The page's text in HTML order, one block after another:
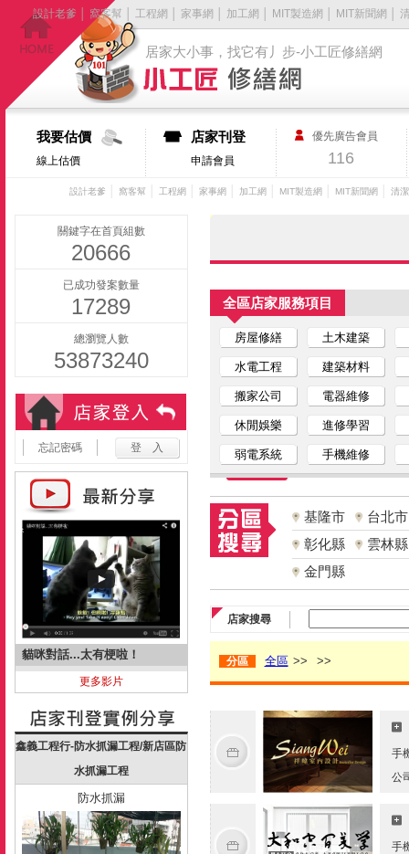
居家大小事，找它有丿步-小工匠修繕網
設計老爹 窩客幫 工程網 家事網 加工網 MIT製造網 MIT新聞網
我要估價
線上估價
店家刊登
申請會員
優先廣告會員
116
設計老爹 窩客幫 工程網 家事網 加工網 MIT製造網 MIT新聞網 清
關鍵字在首頁組數
20666
已成功發案數量
17289
總瀏覽人數
53873240
忘記密碼
貓咪對話...太有梗啦！
更多影片
鑫義工程行-防水抓漏工程/新店區防
水抓漏工程
防水抓漏
全區店家服務項目
房屋修繕 土木建築
水電工程 建築材料
搬家公司 電器維修
休閒娛樂 進修學習
弱電系統 手機維修
基隆市
台北市
彰化縣
雲林縣
金門縣
店家搜尋
分區 全區 >> >>
手
公
手